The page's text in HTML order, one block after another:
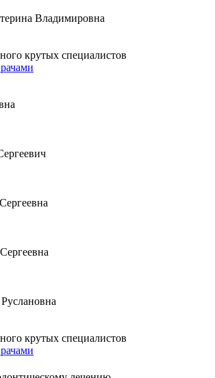
Владимировна
крутых специалистов
крутых специалистов